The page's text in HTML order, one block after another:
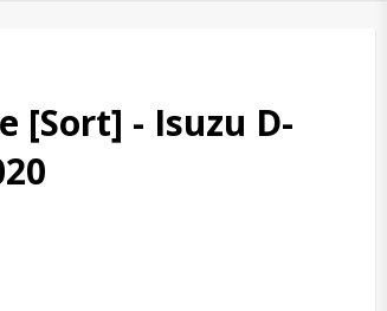
[Sort] - Isuzu D-